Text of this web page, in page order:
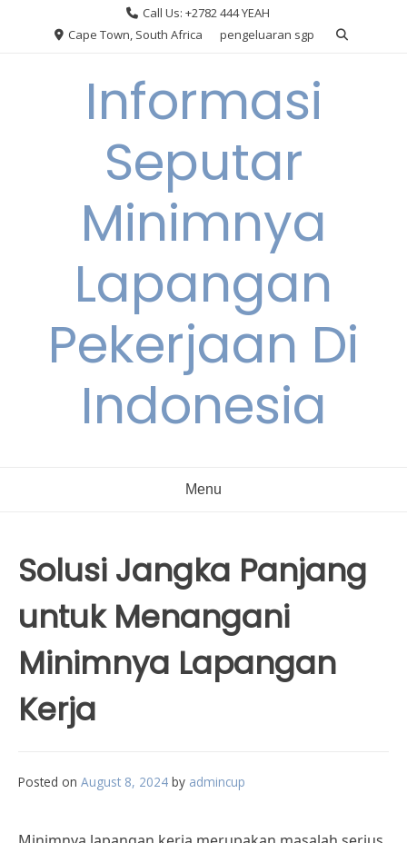
Call Us: +2782 444 YEAH
Cape Town, South Africa
pengeluaran sgp
Informasi
Seputar
Minimnya
Lapangan
Pekerjaan Di
Indonesia
Menu
Solusi Jangka Panjang
untuk Menangani
Minimnya Lapangan
Kerja
Posted on August 8, 2024 by admincup